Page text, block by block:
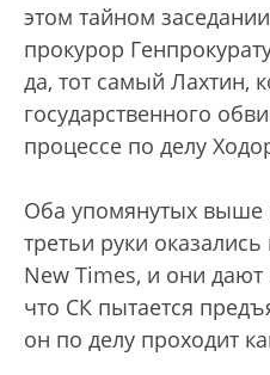
этом тайном
прокурор
да, тот самый Лахтин,
государственного
процессе по делу
Оба упомянутых выше
третьи руки
New Times, и они дают
что СК пытается
он по делу проходит